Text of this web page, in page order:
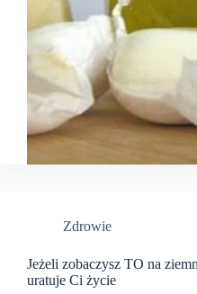
Zdrowie
Jeżeli zobaczysz TO na
uratuje Ci życie